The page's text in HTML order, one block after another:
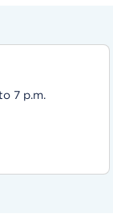
7 p.m.